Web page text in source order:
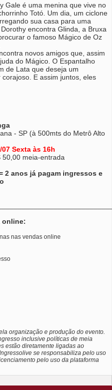
Gale é uma menina que vive no
Totó. Um dia, um ciclone
sua casa para uma
encontra Glinda, a Bruxa
o famoso Mágico de Oz
novos amigos que, assim
do Mágico. O Espantalho
de Lata que deseja um
E assim juntos, eles
- SP (à 500mts do Metrô Alto
07 Sexta às 16h
50,00 meia-entrada
2 anos já pagam ingressos e
online:
nas vendas online
organização e produção do evento.
inclusive políticas de meia
estão diretamente ligadas ao
se responsabiliza pelo uso
pelo uso da plataforma